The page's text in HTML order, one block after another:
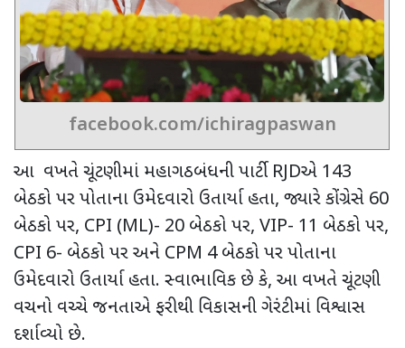
facebook.com/ichiragpaswan
આ વખતે ચૂંટણીમાં મહાગઠબંધની પાર્ટી RJDએ 143
બેઠકો પર પોતાના ઉમેદવારો ઉતાર્યા હતા, જ્યારે કોંગ્રેસે 60
બેઠકો પર, CPI (ML)- 20 બેઠકો પર, VIP- 11 બેઠકો પર,
CPI 6- બેઠકો પર અને CPM 4બેઠકો પર પોતાના
ઉમેદવારો ઉતાર્યા હતા. સ્વાભાવિક છે કે, આ વખતે ચૂંટણી
વચનો વચ્ચે જનતાએ ફરીથી વિકાસની ગેરંટીમાં વિશ્વાસ
દર્શાવ્યો છે.